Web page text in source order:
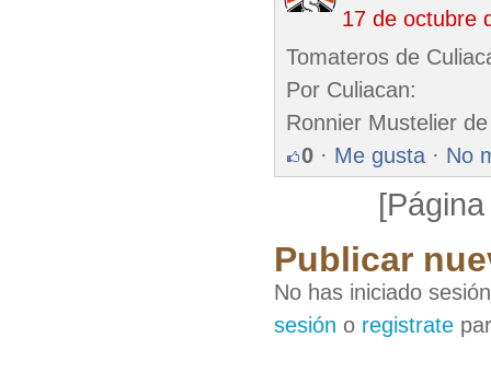
17 de octubre
Tomateros de
Por Culiacan:
Ronnier Mustelier
0 · Me gusta · No
Publicar
No has iniciado
sesión o registrate